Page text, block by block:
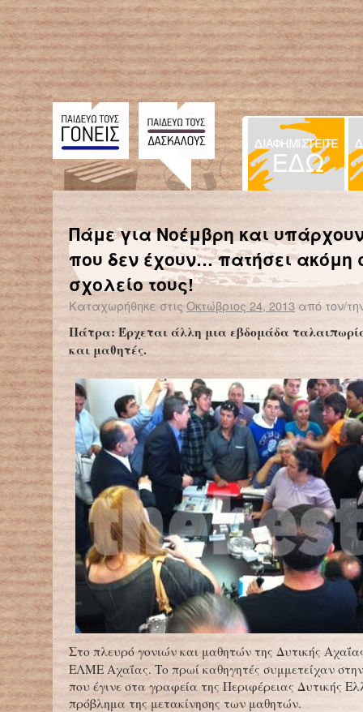
← Επιστροφή στο %s
Τα καημένα τα παιδιά
Πάμε για Νοέμβρη και
που δεν έχουν… πατήσει ακόμη
σχολείο τους!
Καταχωρήθηκε στις Οκτώβριος 24, 2013 από τον/
Πάτρα: Έρχεται άλλη μια εβδομάδα
και μαθητές.
Στο πλευρό γονιών και μαθητών της Δυτικής
ΕΛΜΕ Αχαΐας. Το πρωί καθηγητές συμμετείχαν στην
που έγινε στα γραφεία της Περιφέρειας Δυτικής
πρόβλημα της μετακίνησης των μαθητών.